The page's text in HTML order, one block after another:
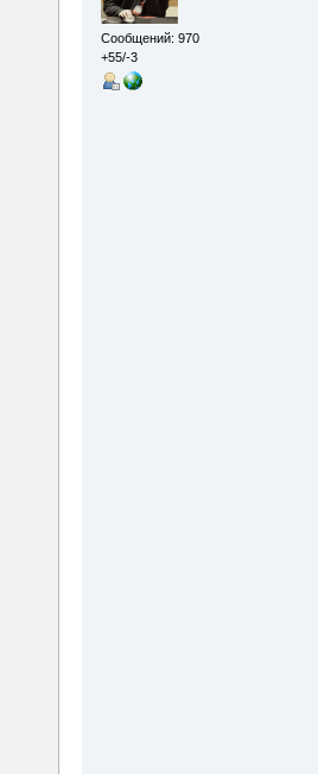
Сообщений: 970
+55/-3